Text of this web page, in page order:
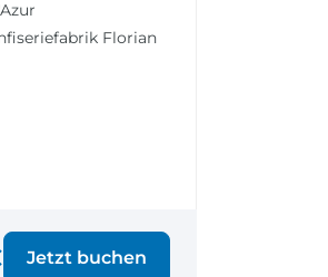
Florian
Jetzt buchen